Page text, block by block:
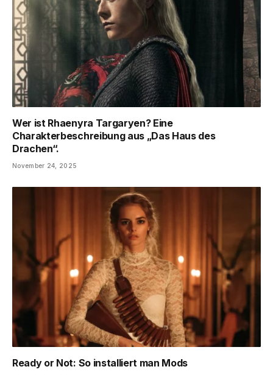
Wer ist Rhaenyra Targaryen? Eine
Charakterbeschreibung aus „Das Haus des
Drachen“.
November 24, 2025
Ready or Not: So installiert man Mods